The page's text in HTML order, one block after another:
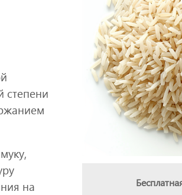
степени
на